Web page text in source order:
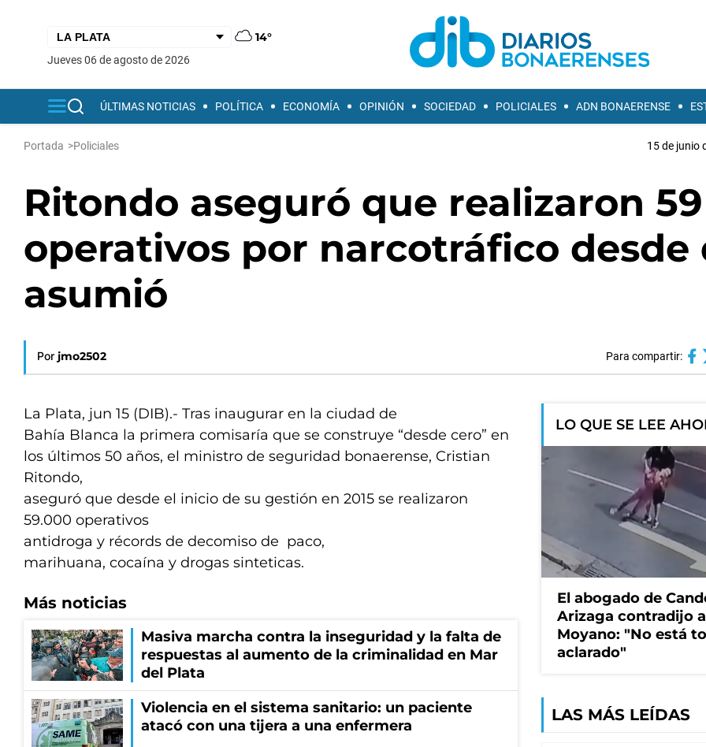
14°
jueves 06 de agosto de 2026
ÚLTIMAS NOTICIAS POLÍTICA ECONOMÍA OPINIÓN SOCIEDAD POLICIALES ADN BONAERENSE
Portada >Policiales 15 de junio
Ritondo aseguró que realizaron
operativos por narcotráfico desde
asumió
Por jmo2502 Para compartir:
La Plata, jun 15 (DIB).- Tras inaugurar en la ciudad de
Bahía Blanca la primera comisaría que se construye “desde cero” en
los últimos 50 años, el ministro de seguridad bonaerense, Cristian
Ritondo,
aseguró que desde el inicio de su gestión en 2015 se realizaron
59.000 operativos
antidroga y récords de decomiso de paco,
marihuana, cocaína y drogas sinteticas.
Más noticias
Masiva marcha contra la inseguridad y la falta de
respuestas al aumento de la criminalidad en Mar
del Plata
Violencia en el sistema sanitario: un paciente
atacó con una tijera a una enfermera
LO QUE SE LEE
El abogado de
Arizaga contradijo a
Moyano: "No está
aclarado"
LAS MÁS LEÍDAS